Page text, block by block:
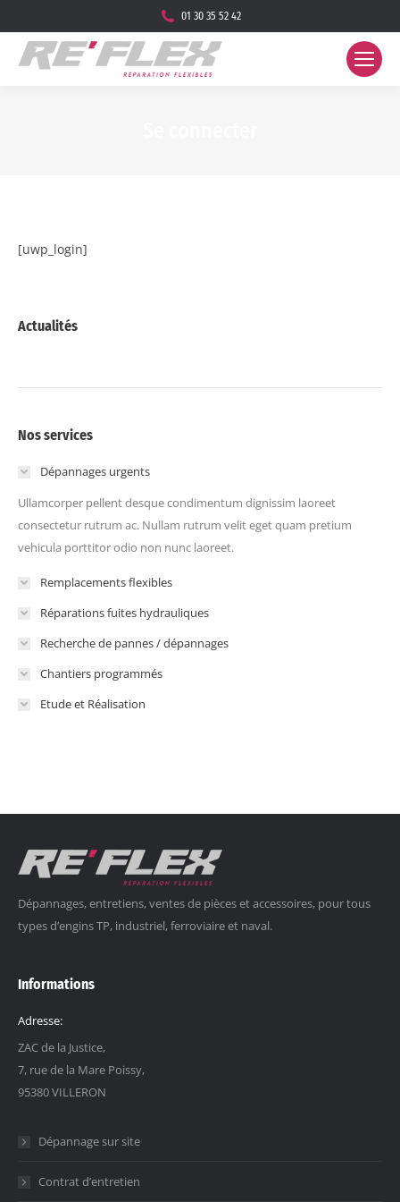
01 30 35 52 42
[uwp_login]
Actualités
Nos services
Dépannages urgents
Ullamcorper pellent desque condimentum dignissim laoreet
consectetur rutrum ac. Nullam rutrum velit eget quam pretium
vehicula porttitor odio non nunc laoreet.
Remplacements flexibles
Réparations fuites hydrauliques
Recherche de pannes / dépannages
Chantiers programmés
Etude et Réalisation
Dépannages, entretiens, ventes de pièces et accessoires, pour tous
types d’engins TP, industriel, ferroviaire et naval.
Informations
Adresse:
ZAC de la Justice,
7, rue de la Mare Poissy,
95380 VILLERON
Dépannage sur site
Contrat d’entretien